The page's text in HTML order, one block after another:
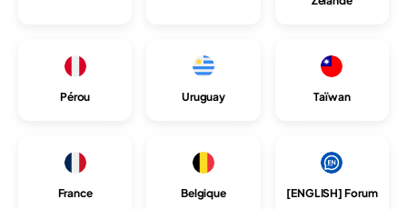
Pérou Uruguay Taïwan
France Belgique [ENGLISH] Forum